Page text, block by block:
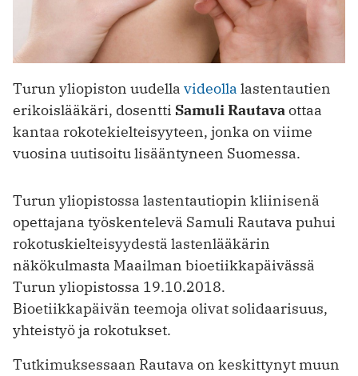
Turun yliopiston uudella videolla lastentautien
erikoislääkäri, dosentti Samuli Rautavaottaa
kantaa rokotekielteisyyteen, jonka on viime
vuosina uutisoitu lisääntyneen Suomessa.
Turun yliopistossa lastentautiopin kliinisenä
opettajana työskentelevä Samuli Rautava puhui
rokotuskielteisyydestä lastenlääkärin
näkökulmasta Maailman bioetiikkapäivässä
Turun yliopistossa 19.10.2018.
Bioetiikkapäivän teemoja olivat solidaarisuus,
yhteistyö ja rokotukset.
Tutkimuksessaan Rautava on keskittynyt muun